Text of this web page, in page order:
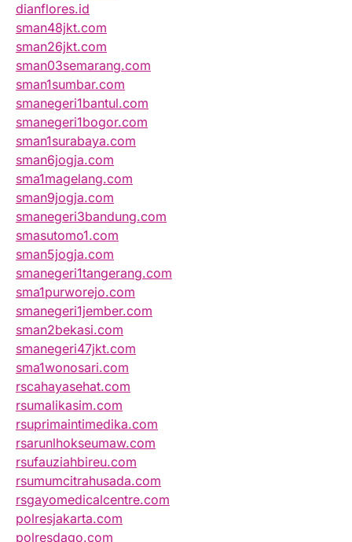
dianflores.id
sman48jkt.com
sman26jkt.com
sman03semarang.com
sman1sumbar.com
smanegeri1bantul.com
smanegeri1bogor.com
sman1surabaya.com
sman6jogja.com
sma1magelang.com
sman9jogja.com
smanegeri3bandung.com
smasutomo1.com
sman5jogja.com
smanegeri1tangerang.com
sma1purworejo.com
smanegeri1jember.com
sman2bekasi.com
smanegeri47jkt.com
sma1wonosari.com
rscahayasehat.com
rsumalikasim.com
rsuprimaintimedika.com
rsarunlhokseumaw.com
rsufauziahbireu.com
rsumumcitrahusada.com
rsgayomedicalcentre.com
polresjakarta.com
polresdago.com